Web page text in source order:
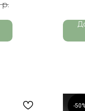
р.
-